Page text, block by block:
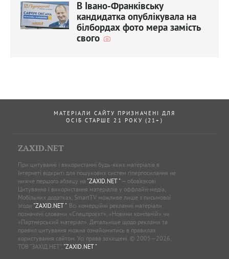
В Івано-Франківську
кандидатка опублікувала на
білбордах фото мера замість
свого
МАТЕРІАЛИ САЙТУ ПРИЗНАЧЕНІ ДЛЯ
ОСІБ СТАРШЕ 21 РОКУ (21+)
ZAXID.NET
При цитуванні і використанні будь-яких матеріалів в
Інтернеті відкриті для пошукових систем гіперпосилання не
нижче першого абзацу на "ZAXID.NET "— обов’язкові.
Цитування і використання матеріалів у оффлайн-медіа,
Мобільних додатках, SmartTV можливе лише з письмової
згоди "ZAXID.NET ". Всі комерційні рекламні матеріали
позначені словами «Спецпроєкт», «Новини компаній» чи
«Партнерський матеріал». Детальніше щодо реклами та
правил цитування можна ознайомитись в правилах
користування сайтом. Усі права захищені. © 2005—2026,
ТОВ “ЗАХІД.НЕТ”, "ZAXID.NET ".